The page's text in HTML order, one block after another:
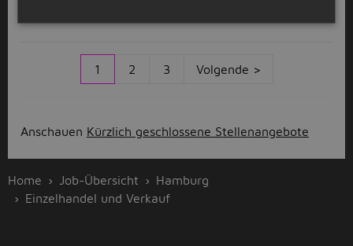
1 2 3 Volgende >
Anschauen Kürzlich geschlossene Stellenangebote
Home Job-Übersicht
Hamburg
Einzelhandel und Verkauf